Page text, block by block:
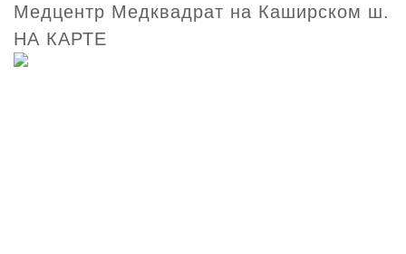
Медцентр Медквадрат на Каширском ш.
НА КАРТЕ